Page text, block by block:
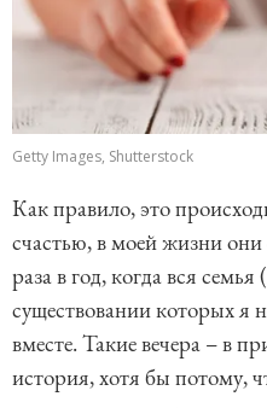
Getty Images, Shutterstock
Как правило, это
счастью, в моей жизни
раза в год, когда вся
существовании которых я
вместе. Такие вечера – в
история, хотя бы потому,